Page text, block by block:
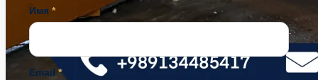
Имя *
Email *